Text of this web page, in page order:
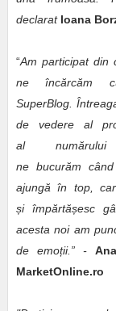
declarat Ioana
“Am participat din
ne încărcăm
SuperBlog.
de vedere al
al
ne bucurăm
ajungă în top,
și împărtășesc
acesta noi am
de emoții.” -
MarketOnline.ro